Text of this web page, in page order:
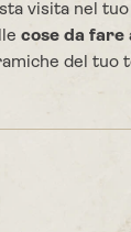
visita nel
cose da fare
del tuo